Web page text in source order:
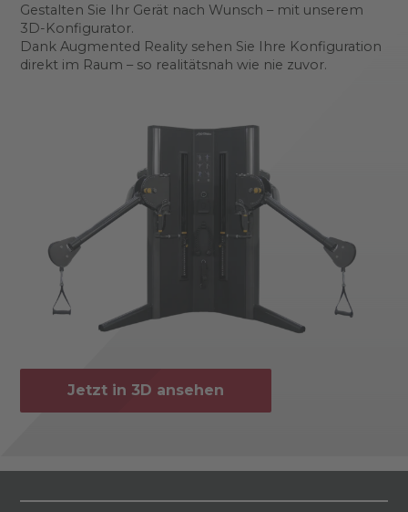
Gestalten Sie Ihr Gerät nach Wunsch – mit unserem
3D-Konfigurator.
Dank Augmented Reality sehen Sie Ihre Konfiguration
direkt im Raum – so realitätsnah wie nie zuvor.
Jetzt in 3D ansehen